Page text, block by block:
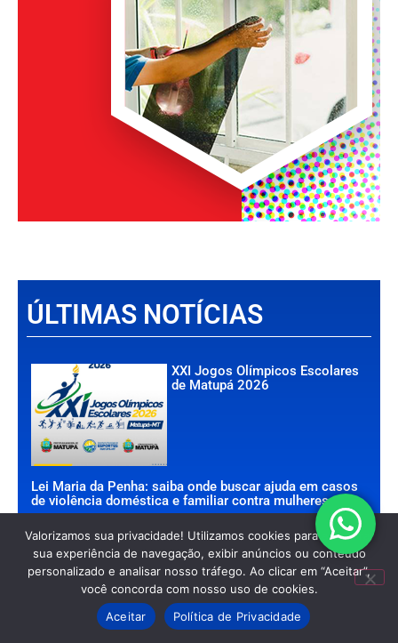
ÚLTIMAS NOTÍCIAS
XXI Jogos Olímpicos Escolares
de Matupá 2026
Lei Maria da Penha: saiba onde buscar ajuda em casos
de violência doméstica e familiar contra mulheres
Hora de turbinar o som: veja uma
seleção de caixas de som
Bluetooth em promoção na
Amazon
Valorizamos sua privacidade! Utilizamos cookies para aprimorar
sua experiência de navegação, exibir anúncios ou conteúdo
personalizado e analisar nosso tráfego. Ao clicar em “Aceitar”,
você concorda com nosso uso de cookies.
Aceitar
Política de Privacidade